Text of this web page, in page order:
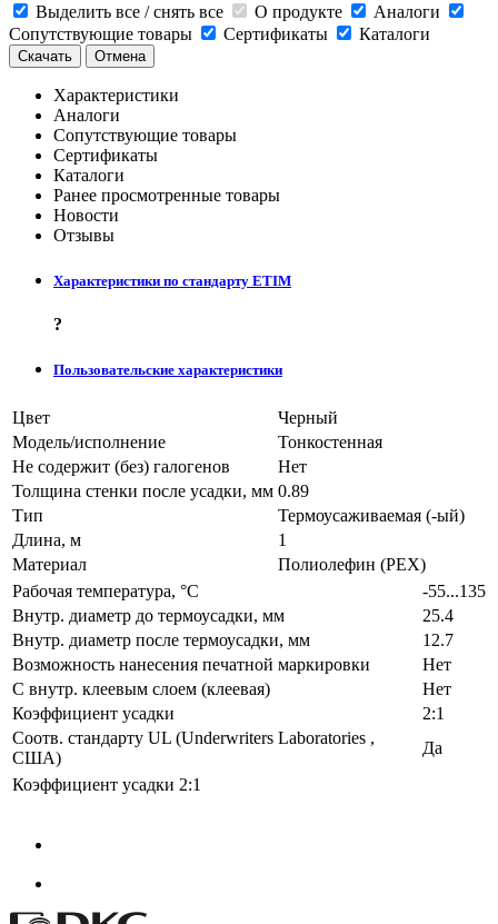
Выделить все / снять все
О продукте
Аналоги
Сопутствующие товары
Сертификаты Каталоги
Скачать Отмена
Характеристики
Аналоги
Сопутствующие товары
Сертификаты
Каталоги
Ранее просмотренные товары
Новости
Отзывы
Характеристики по стандарту ETIM
?
Пользовательские характеристики
Цвет
Черный
Модель/исполнение
Тонкостенная
Не содержит (без) галогенов
Нет
Толщина стенки после усадки, мм 0.89
Тип
Термоусаживаемая (-ый)
Длина, м
1
Материал
Полиолефин (PEX)
Рабочая температура, °C
-55...135
Внутр. диаметр до термоусадки, мм
25.4
Внутр. диаметр после термоусадки, мм
12.7
Возможность нанесения печатной маркировки
Нет
С внутр. клеевым слоем (клеевая)
Нет
Коэффициент усадки
2:1
Соотв. стандарту UL (Underwriters Laboratories ,
США)
Да
Коэффициент усадки 2:1